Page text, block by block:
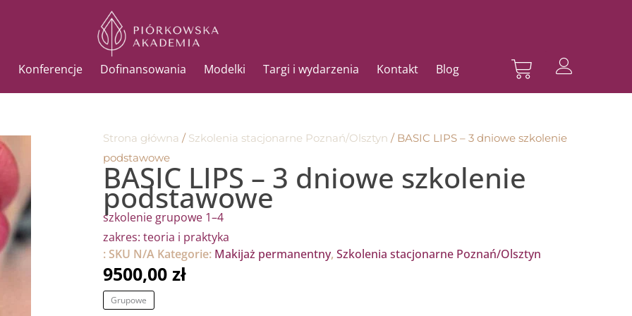
Konferencje Dofinansowania Modelki Targi i wydarzenia Kontakt Blog Wózek
Strona główna / Szkolenia stacjonarne Poznań/Olsztyn / BASIC LIPS – 3 dniowe szkolenie
podstawowe
BASIC LIPS – 3 dniowe szkolenie
podstawowe
szkolenie grupowe 1–4
zakres: teoria i praktyka
:SKU N/A Kategorie: Makijaż permanentny, Szkolenia stacjonarne Poznań/Olsztyn
9500,00 zł
Grupowe
ilość